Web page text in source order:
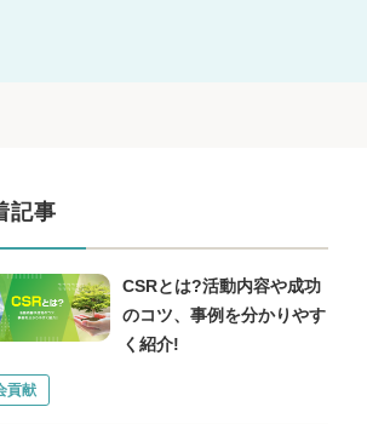
記事
CSRとは?活動内容や成功
のコツ、事例を分かりやす
く紹介!
貢献